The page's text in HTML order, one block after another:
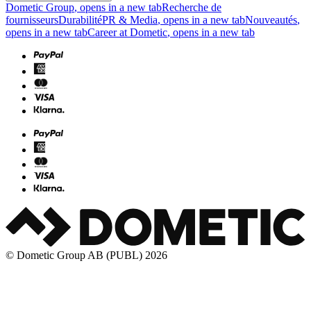
Dometic Group, opens in a new tabRecherche de
fournisseursDurabilitéPR & Media, opens in a new tabNouveautés,
opens in a new tabCareer at Dometic, opens in a new tab
© Dometic Group AB (PUBL) 2026